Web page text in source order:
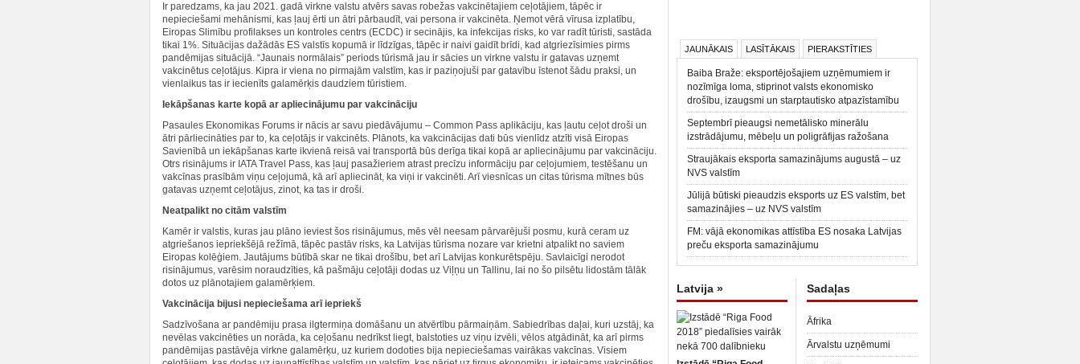
Ir paredzams, ka jau 2021. gadā virkne valstu atvērs savas robežas vakcinētajiem ceļotājiem, tāpēc ir
nepieciešami mehānismi, kas ļauj ērti un ātri pārbaudīt, vai persona ir vakcinēta. Ņemot vērā vīrusa izplatību,
Eiropas Slimību profilakses un kontroles centrs (ECDC) ir secinājis, ka infekcijas risks, ko var radīt tūristi, sastāda
tikai 1%. Situācijas dažādās ES valstīs kopumā ir līdzīgas, tāpēc ir naivi gaidīt brīdi, kad atgriezīsimies pirms
pandēmijas situācijā. “Jaunais normālais” periods tūrismā jau ir sācies un virkne valstu ir gatavas uzņemt
vakcinētus ceļotājus. Kipra ir viena no pirmajām valstīm, kas ir paziņojuši par gatavību īstenot šādu praksi, un
vienlaikus tas ir iecienīts galamērķis daudziem tūristiem.
Iekāpšanas karte kopā ar apliecinājumu par vakcināciju
Pasaules Ekonomikas Forums ir nācis ar savu piedāvājumu – Common Pass aplikāciju, kas ļautu ceļot droši un
ātri pārliecināties par to, ka ceļotājs ir vakcinēts. Plānots, ka vakcinācijas dati būs vienlīdz atzīti visā Eiropas
Savienībā un iekāpšanas karte ikvienā reisā vai transportā būs derīga tikai kopā ar apliecinājumu par vakcināciju.
Otrs risinājums ir IATA Travel Pass, kas ļauj pasažieriem atrast precīzu informāciju par ceļojumiem, testēšanu un
vakcīnas prasībām viņu ceļojumā, kā arī apliecināt, ka viņi ir vakcinēti. Arī viesnīcas un citas tūrisma mītnes būs
gatavas uzņemt ceļotājus, zinot, ka tas ir droši.
Neatpalikt no citām valstīm
Kamēr ir valstis, kuras jau plāno ieviest šos risinājumus, mēs vēl neesam pārvarējuši posmu, kurā ceram uz
atgriešanos iepriekšējā režīmā, tāpēc pastāv risks, ka Latvijas tūrisma nozare var krietni atpalikt no saviem
Eiropas kolēģiem. Jautājums būtībā skar ne tikai drošību, bet arī Latvijas konkurētspēju. Savlaicīgi nerodot
risinājumus, varēsim noraudzīties, kā pašmāju ceļotāji dodas uz Viļņu un Tallinu, lai no šo pilsētu lidostām tālāk
dotos uz plānotajiem galamērķiem.
Vakcinācija bijusi nepieciešama arī iepriekš
Sadzīvošana ar pandēmiju prasa ilgtermiņa domāšanu un atvērtību pārmaiņām. Sabiedrības daļai, kuri uzstāj, ka
nevēlas vakcinēties un norāda, ka ceļošanu nedrīkst liegt, balstoties uz viņu izvēli, vēlos atgādināt, ka arī pirms
pandēmijas pastāvēja virkne galamērķu, uz kuriem dodoties bija nepieciešamas vairākas vakcīnas. Visiem
JAUNĀKAIS LASĪTĀKAIS PIERAKSTĪTIES
Baiba Braže: eksportējošajiem uzņēmumiem ir
nozīmīga loma, stiprinot valsts ekonomisko
drošību, izaugsmi un starptautisko atpazīstamību
Septembrī pieaugsi nemetālisko minerālu
izstrādājumu, mēbeļu un poligrāfijas ražošana
Straujākais eksporta samazinājums augustā – uz
NVS valstīm
Jūlijā būtiski pieaudzis eksports uz ES valstīm, bet
samazinājies – uz NVS valstīm
FM: vājā ekonomikas attīstība ES nosaka Latvijas
preču eksporta samazinājumu
Latvija » Sadaļas
Āfrika
Ārvalstu uzņēmumi